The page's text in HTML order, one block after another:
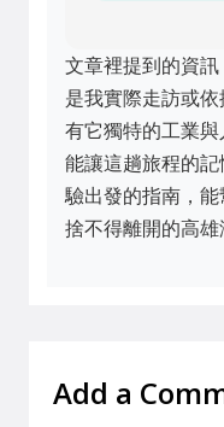
文章裡提到的資
是我實際走訪或
有它獨特的工業與
能讓這趟旅程的
驗出發的指南，能
捨不得離開的高雄
Add a